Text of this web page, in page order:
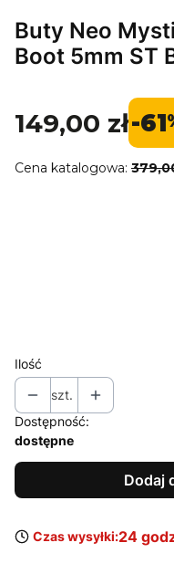
Buty Neo
Boot 5mm ST
149,00 zł-61
Cena katalogowa:
Ilość
szt.
Dostępność:
dostępne
Dodaj
Czas wysyłki:24